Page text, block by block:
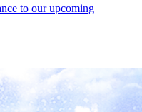
to our upcoming